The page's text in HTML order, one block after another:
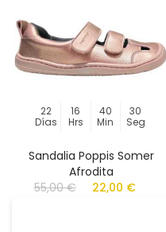
22
Días
16
Hrs
40
Min
30
Seg
Sandalia Poppis Somer
Afrodita
55,00 €
22,00 €